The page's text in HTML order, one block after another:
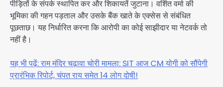
पीड़ितों के संपर्क स्थापित कर और शिकायतें जुटाना। वर्शित वर्मा की
भूमिका की गहन पड़ताल और उसके बैंक खाते के एक्सेस से संबंधित
पूछताछ। यह निर्धारित करना कि आरोपी का कोई साझीदार या नेटवर्क तो
नहीं है।
यह भी पढ़ें: राम मंदिर चढ़ावा चोरी मामला: SIT आज CM योगी को सौंपेगी
प्रारंभिक रिपोर्ट, चंपत राय समेत 14 लोग दोषी!